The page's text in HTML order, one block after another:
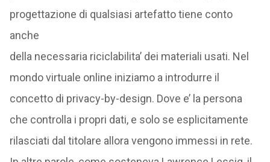
progettazione di qualsiasi artefatto tiene conto
anche
della necessaria riciclabilita’ dei materiali usati. Nel
mondo virtuale online iniziamo a introdurre il
concetto di privacy-by-design. Dove e’ la persona
che controlla i propri dati, e solo se esplicitamente
rilasciati dal titolare allora vengono immessi in rete.